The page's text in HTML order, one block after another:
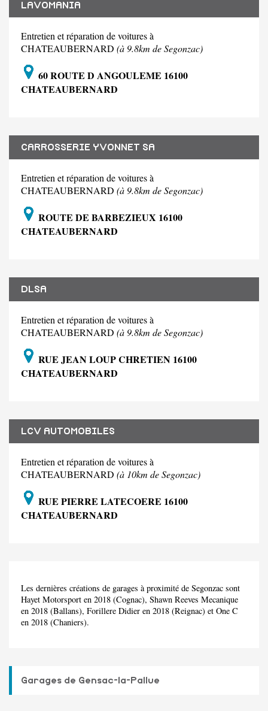
LAVOMANIA
Entretien et réparation de voitures à
CHATEAUBERNARD (à 9.8km de Segonzac)
60 ROUTE D ANGOULEME 16100
CHATEAUBERNARD
CARROSSERIE YVONNET SA
Entretien et réparation de voitures à
CHATEAUBERNARD (à 9.8km de Segonzac)
ROUTE DE BARBEZIEUX 16100
CHATEAUBERNARD
DLSA
Entretien et réparation de voitures à
CHATEAUBERNARD (à 9.8km de Segonzac)
RUE JEAN LOUP CHRETIEN 16100
CHATEAUBERNARD
LCV AUTOMOBILES
Entretien et réparation de voitures à
CHATEAUBERNARD (à 10km de Segonzac)
RUE PIERRE LATECOERE 16100
CHATEAUBERNARD
Les dernières créations de garages à proximité de Segonzac sont
Hayet Motorsport en 2018 (Cognac), Shawn Reeves Mecanique
en 2018 (Ballans), Forillere Didier en 2018 (Reignac) et One C
en 2018 (Chaniers).
Garages de Gensac-la-Pallue